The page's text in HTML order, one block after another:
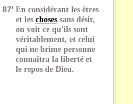
87' En considérant les êtres
et les chosessans désir,
on voit ce qu'ils sont
véritablement, et celui
qui ne brime personne
connaîtra la liberté et
le repos de Dieu.